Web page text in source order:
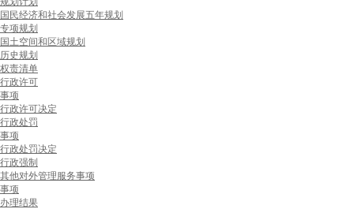
国民经济和社会发展五年规划
专项规划
国土空间和区域规划
历史规划
权责清单
行政许可
事项
行政许可决定
行政处罚
事项
行政处罚决定
行政强制
其他对外管理服务事项
事项
办理结果